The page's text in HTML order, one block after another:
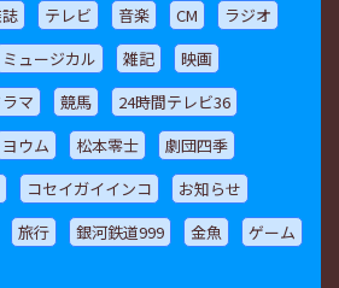
テレビ 音楽 CM
ラジオ
ミュージカル 雑記
映画
ラマ 競馬
24時間テレビ36
ヨウム 松本零士
劇団四季
コセイガイインコ
お知らせ
旅行 銀河鉄道999 金魚
ゲーム